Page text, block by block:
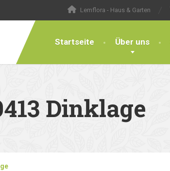
Lemflora - Haus & Garten
Startseite Über uns
Dinklage